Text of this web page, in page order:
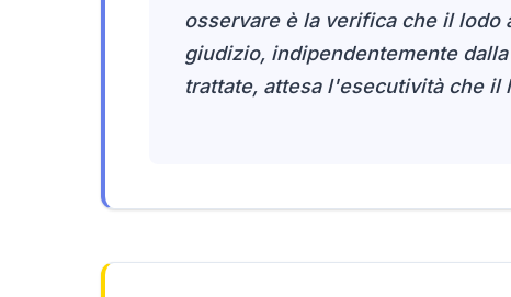
osservare è la verifica che il
giudizio, indipendentemente
trattate, attesa l'esecutività che il